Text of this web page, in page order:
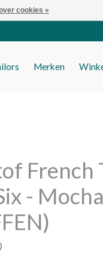
Merken
French
-
cookies »